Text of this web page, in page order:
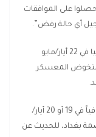
البالغ عددهم 55 شخصاً، حصلوا على الموافقات
أي حالة رفض”.
وأضافت الوكالة أنّ المنتخب سيتوجه إلى إسبانيا في 22 أيار/مايو
ستخوض المعسكر
كذلك، أشارت إلى أنّ أرنولد سيعقد مؤتمراً صحافياً في 19 أو 20 أيار/
بغداد، للحديث عن